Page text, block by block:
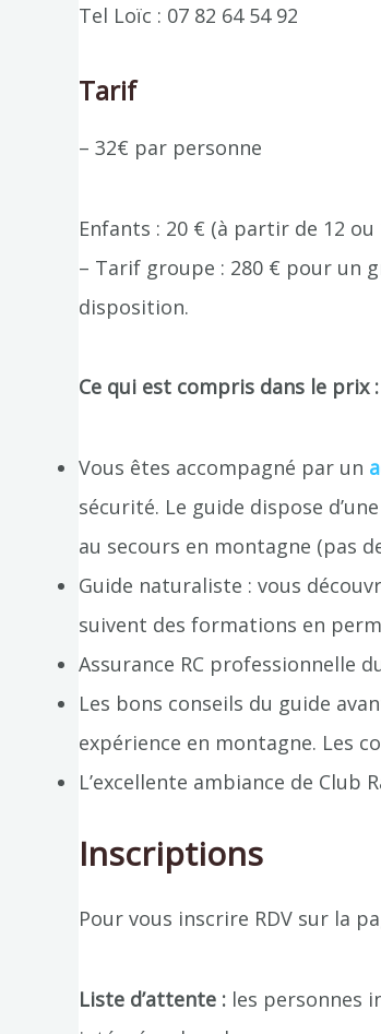
Tel Loïc : 07 82 64 54 92
Tarif
– 32€ par personne
Enfants : 20 € (à partir de 12
– Tarif groupe : 280 € pour un
disposition.
Ce qui est compris dans le prix :
Vous êtes accompagné par un
sécurité. Le guide dispose
au secours en montagne (pas
Guide naturaliste : vous
suivent des formations en
Assurance RC professionnelle
Les bons conseils du guide
expérience en montagne. Les
L’excellente ambiance de Club
Inscriptions
Pour vous inscrire RDV sur la
Liste d’attente : les personnes